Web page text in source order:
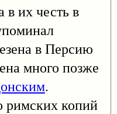
в их честь в
в Персию
много позже
.
римских копий